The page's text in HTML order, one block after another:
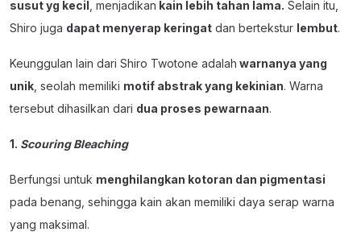
susut yg kecil , menjadikan kain lebih tahan lama. Selain itu,
Shiro juga dapat menyerap keringat dan bertekstur lembut.
Keunggulan lain dari Shiro Twotone adalah warnanya yang
unik , seolah memiliki motif abstrak yang kekinian. Warna
tersebut dihasilkan dari dua proses pewarnaan.
1. Scouring Bleaching
Berfungsi untuk menghilangkan kotoran dan pigmentasi
pada benang, sehingga kain akan memiliki daya serap warna
yang maksimal.